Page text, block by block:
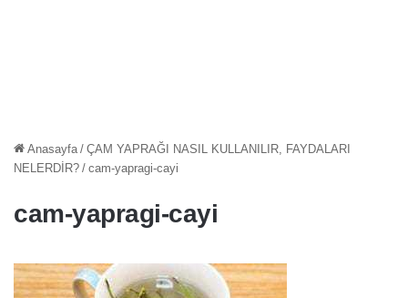
Anasayfa / ÇAM YAPRAĞI NASIL KULLANILIR, FAYDALARI
NELERDİR? / cam-yapragi-cayi
cam-yapragi-cayi